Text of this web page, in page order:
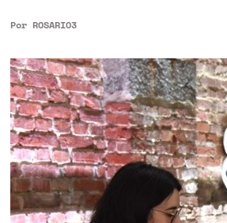
Por ROSARIO3